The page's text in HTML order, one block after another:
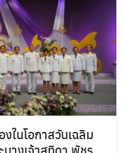
ในโอกาสวันเฉลิม